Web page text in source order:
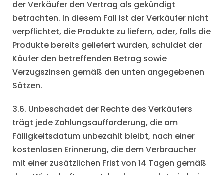
der Verkäufer den Vertrag als gekündigt
betrachten. In diesem Fall ist der Verkäufer nicht
verpflichtet, die Produkte zu liefern, oder, falls die
Produkte bereits geliefert wurden, schuldet der
Käufer den betreffenden Betrag sowie
Verzugszinsen gemäß den unten angegebenen
Sätzen.
3.6. Unbeschadet der Rechte des Verkäufers
trägt jede Zahlungsaufforderung, die am
Fälligkeitsdatum unbezahlt bleibt, nach einer
kostenlosen Erinnerung, die dem Verbraucher
mit einer zusätzlichen Frist von 14 Tagen gemäß